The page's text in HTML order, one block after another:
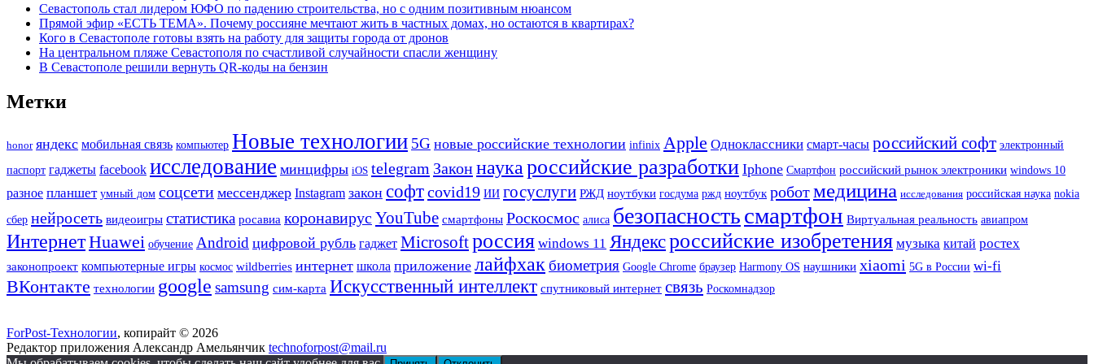
Севастополь стал лидером ЮФО по падению строительства, но с одним позитивным нюансом
Прямой эфир «ЕСТЬ ТЕМА». Почему россияне мечтают жить в частных домах, но остаются в квартирах?
Кого в Севастополе готовы взять на работу для защиты города от дронов
На центральном пляже Севастополя по счастливой случайности спасли женщину
В Севастополе решили вернуть QR-коды на бензин
Метки
honor яндекс мобильная связь компьютер Новые технологии 5G новые российские технологии infinix Apple Одноклассники смарт-часы российский софт электронный
паспорт гаджеты facebook исследование минцифры iOS telegram Законнаука российские разработки Iphone Смартфон российский рынок электроники windows 10
разное планшет умный дом соцсети мессенджер Instagram закон софтcovid19 ИИ госуслуги РЖД ноутбуки госдума ржд ноутбук роботмедицина исследования российская наука nokia
сбер нейросеть видеоигры статистика росавиа коронавирус YouTube смартфоны Роскосмос алиса безопасностьсмартфон Виртуальная реальность авиапром
ИнтернетHuawei обучение Android цифровой рубль гаджет Microsoftроссия windows 11 Яндексроссийские изобретения музыка китай ростех
законопроект компьютерные игры космос wildberries интернет школа приложение лайфхак биометрия Google Chrome браузер Harmony OS наушники xiaomi 5G в России wi-fi
ВКонтакте технологии google samsung сим-карта Искусственный интеллект спутниковый интернет связь Роскомнадзор
ForPost-Технологии, копирайт © 2026
Редактор приложения Александр Амельянчик technoforpost@mail.ru